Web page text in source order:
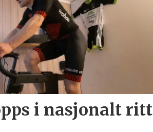
i nasjonalt ritt